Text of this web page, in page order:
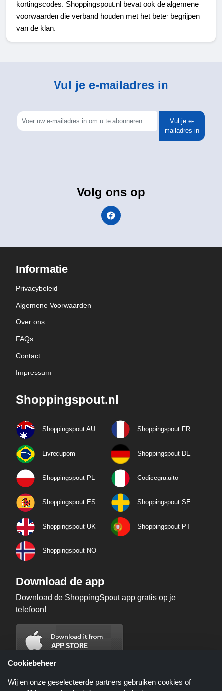
kortingscodes. Shoppingspout.nl bevat ook de algemene
voorwaarden die verband houden met het beter begrijpen
van de klan.
Vul je e-mailadres in
Vul je e-
mailadres in
Volg ons op
Informatie
Privacybeleid
Algemene Voorwaarden
Over ons
FAQs
Contact
Impressum
Shoppingspout.nl
Shoppingspout AU Shoppingspout FR
Livrecupom Shoppingspout DE
Shoppingspout PL Codicegratuito
Shoppingspout ES Shoppingspout SE
Shoppingspout UK Shoppingspout PT
Shoppingspout NO
Download de app
Download de ShoppingSpout app gratis op je
telefoon!
Cookiebeheer
Wij en onze geselecteerde partners gebruiken cookies of